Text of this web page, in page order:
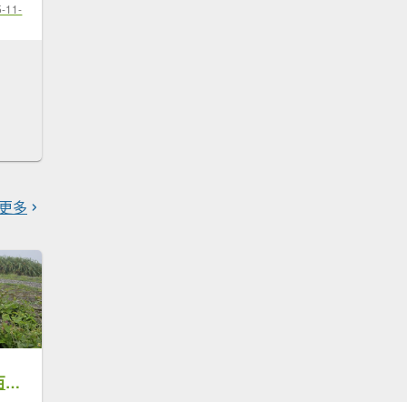
11-
多
240329-第40座小百岳#094太麻里山O繞。美美兔不放過任何一個可以爬山的時間。